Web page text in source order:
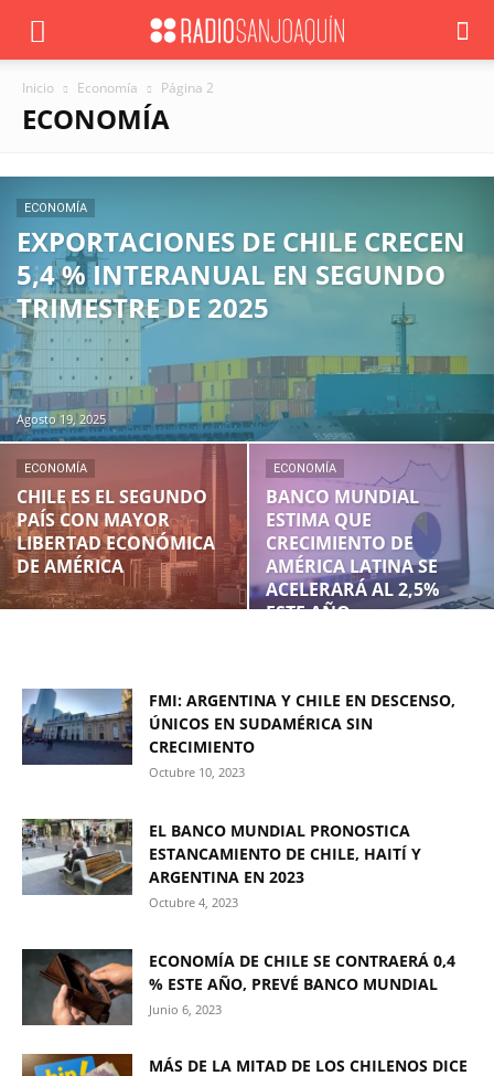
Inicio Economía Página 2
ECONOMÍA
ECONOMÍA
EXPORTACIONES DE CHILE CRECEN
5,4 % INTERANUAL EN SEGUNDO
TRIMESTRE DE 2025
Agosto 19, 2025
ECONOMÍA
CHILE ES EL SEGUNDO
PAÍS CON MAYOR
LIBERTAD ECONÓMICA
DE AMÉRICA
ECONOMÍA
BANCO MUNDIAL
ESTIMA QUE
CRECIMIENTO DE
AMÉRICA LATINA SE
ACELERARÁ AL 2,5%
ESTE AÑO
FMI: ARGENTINA Y CHILE EN DESCENSO,
ÚNICOS EN SUDAMÉRICA SIN
CRECIMIENTO
Octubre 10, 2023
EL BANCO MUNDIAL PRONOSTICA
ESTANCAMIENTO DE CHILE, HAITÍ Y
ARGENTINA EN 2023
Octubre 4, 2023
ECONOMÍA DE CHILE SE CONTRAERÁ 0,4
% ESTE AÑO, PREVÉ BANCO MUNDIAL
Junio 6, 2023
MÁS DE LA MITAD DE LOS CHILENOS DICE